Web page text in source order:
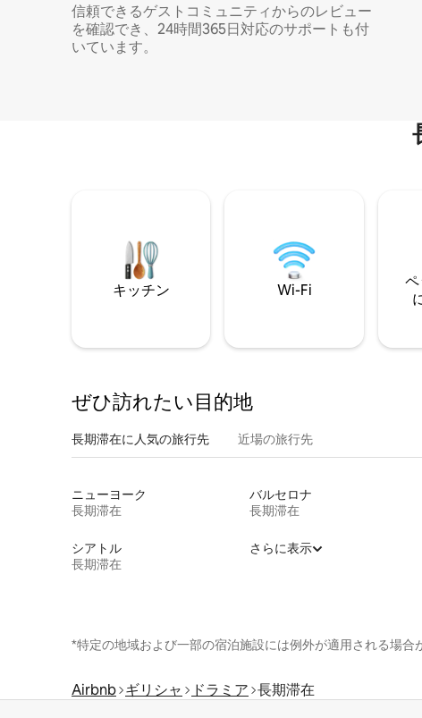
信頼できるゲストコミュニティからのレビュー
を確認でき、24時間365日対応のサポートも付
いています。
キッチン Wi-Fi
ぜひ訪⁠れ⁠た⁠い目⁠的⁠地
長期滞在に人気の旅行先 近場の旅行先
ニューヨーク
長期滞在
バルセロナ
長期滞在
シアトル
長期滞在
さらに表示
*特定の地域および一部の宿泊施設には例外が適用される場合
Airbnb ギリシャ ドラミア 長期滞在